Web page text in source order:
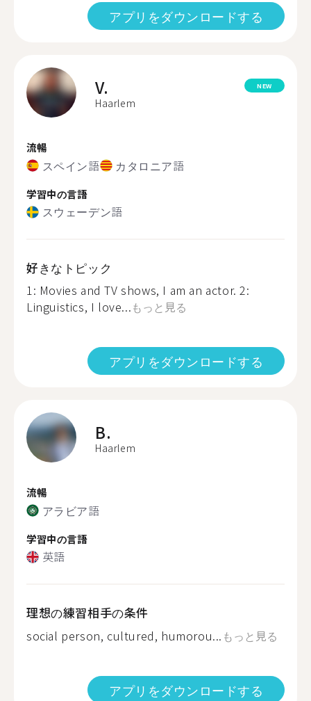
アプリをダウンロードする
V.
Haarlem
NEW
流暢
スペイン語 カタロニア語
学習中の言語
スウェーデン語
好きなトピック
1: Movies and TV shows, I am an actor. 2:
Linguistics, I love...もっと見る
アプリをダウンロードする
B.
Haarlem
流暢
アラビア語
学習中の言語
英語
理想の練習相手の条件
social person, cultured, humorou... もっと見る
アプリをダウンロードする